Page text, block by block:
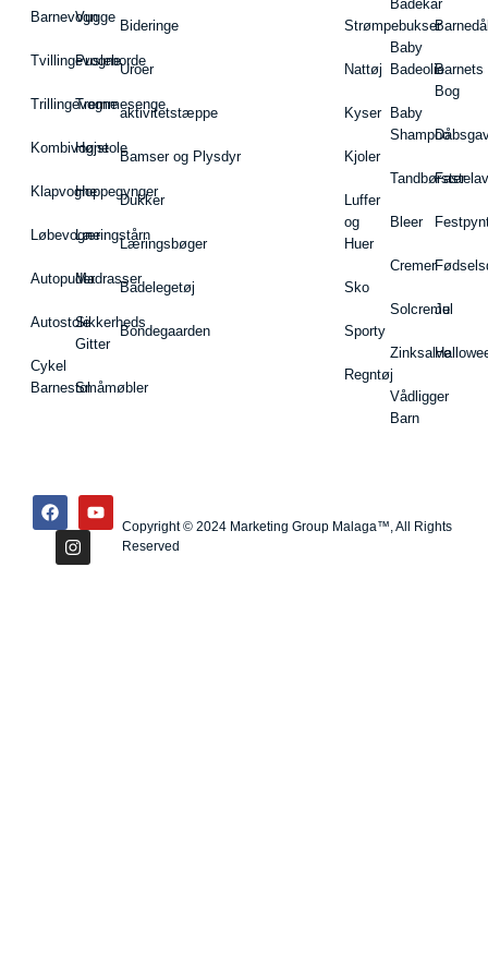
Barnevogn
Tvillingevogne
Trillingevogne
Kombivogne
Klapvogne
Løbevogne
Autopuder
Autostole
Cykel
Barnestol
Vugge
Pusleborde
Tremmesenge
Højstole
Hoppegynger
Læringstårn
Madrasser
Sikkerheds
Gitter
Småmøbler
Bideringe
Uroer
aktivitetstæppe
Bamser og Plysdyr
Dukker
Læringsbøger
Badelegetøj
Bondegaarden
Strømpebukser
Nattøj
Kyser
Kjoler
Luffer
og
Huer
Sko
Sporty
Regntøj
Badekar
Baby
Badeolie
Baby
Shampoo
Tandbørster
Bleer
Cremer
Solcreme
Zinksalve
Vådligger
Barn
Barnets
Bog
Jul
Copyright © 2024 Marketing Group Malaga™, All Rights
Reserved